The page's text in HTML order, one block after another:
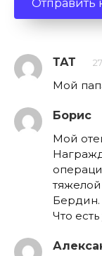
ТАТ
Мой
Борис
Мой
Бердин.
Что